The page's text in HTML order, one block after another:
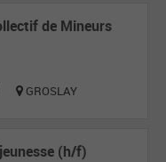
de Mineurs
GROSLAY
(h/f)